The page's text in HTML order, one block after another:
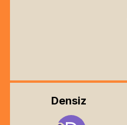
Densiz